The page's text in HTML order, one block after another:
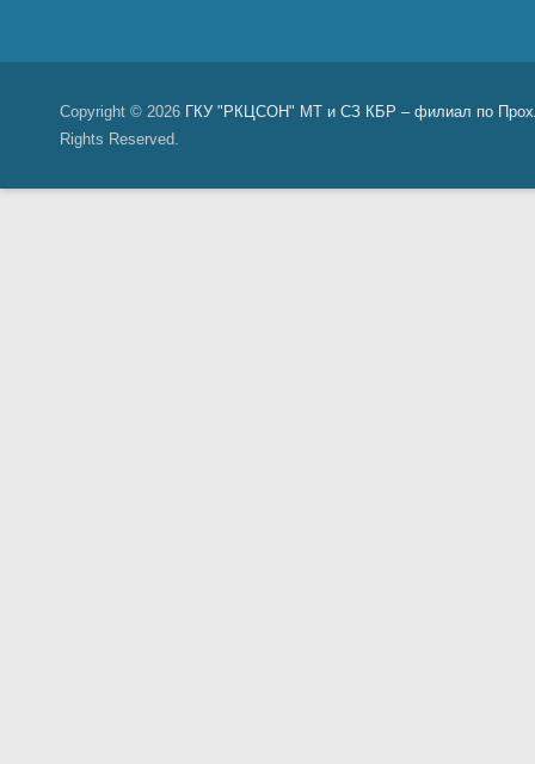
Copyright © 2026 ГКУ "РКЦСОН" МТ и СЗ КБР – филиал по
Rights Reserved.